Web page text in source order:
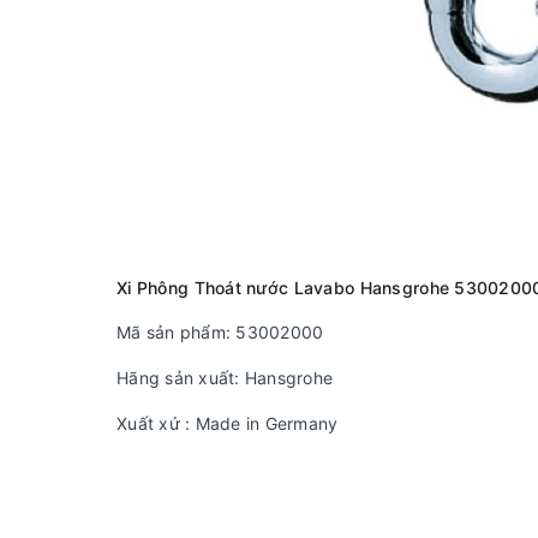
Xi Phông Thoát nước Lavabo Hansgrohe
Mã sản phẩm: 53002000
Hãng sản xuất: Hansgrohe
Xuất xứ : Made in Germany